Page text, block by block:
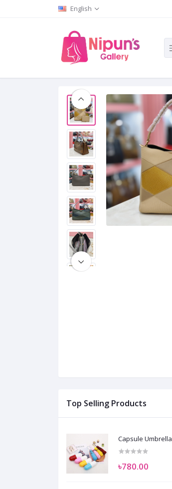
English
Top Selling Products
Capsule Umbrella
৳780.00